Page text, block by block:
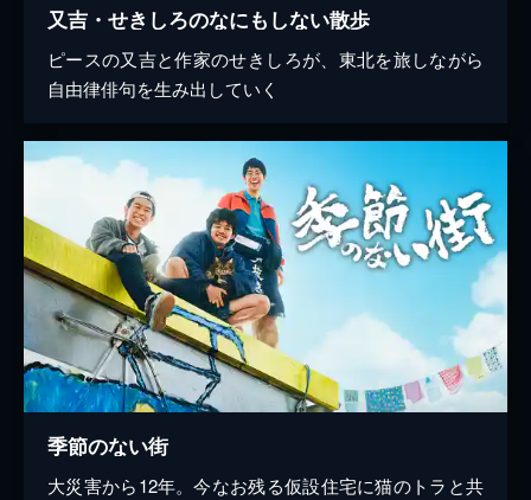
又吉・せきしろのなにもしない散歩
ピースの又吉と作家のせきしろが、東北を旅しながら
自由律俳句を生み出していく
季節のない街
大災害から12年。今なお残る仮設住宅に猫のトラと共